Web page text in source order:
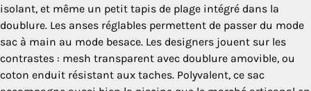
isolant, et même un petit tapis de plage intégré dans la
doublure. Les anses réglables permettent de passer du mode
sac à main au mode besace. Les designers jouent sur les
contrastes : mesh transparent avec doublure amovible, ou
coton enduit résistant aux taches. Polyvalent, ce sac